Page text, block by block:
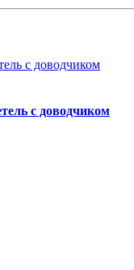
с доводчиком